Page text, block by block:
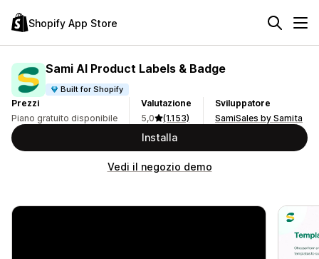
Shopify App Store
Sami AI Product Labels & Badge
Built for Shopify
Prezzi
Piano gratuito disponibile
Valutazione
5,0
(1.153)
Sviluppatore
SamiSales by Samita
Installa
Vedi il negozio demo